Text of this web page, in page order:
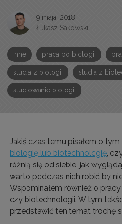
9 maja, 2018
Łukasz Sakowski
Inne praca po biologii
studia z biologii studia z
studiowanie biologii
Jakiś czas temu pisałem o tym
biologię lub biotechnologię,
różnią się od siebie, jak
warto podczas nich robić by
Wspominałem również o
czy biotechnologii. W tym
przedstawić ten temat trochę